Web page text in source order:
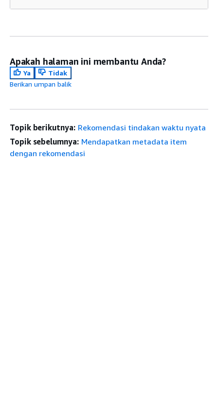
Apakah halaman ini membantu Anda?
Ya
Tidak
Berikan umpan balik
Topik berikutnya: Rekomendasi tindakan waktu nyata
Topik sebelumnya: Mendapatkan metadata item
dengan rekomendasi